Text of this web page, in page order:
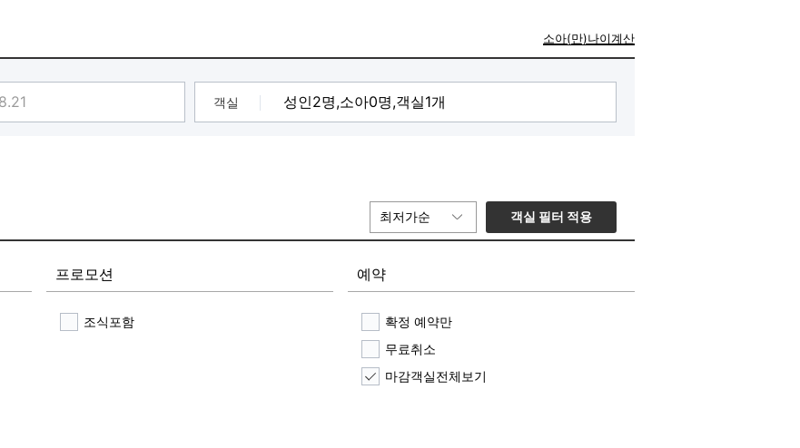
소아(만)나이계산
객실
최저가순 객실 필터 적용
프로모션
조식포함
예약
확정 예약만
무료취소
마감객실전체보기